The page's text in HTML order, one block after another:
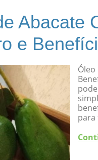
Abacate
e
para